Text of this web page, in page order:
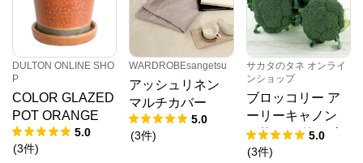
DULTON ONLINE SHO
P
COLOR GLAZED
POT ORANGE
5.0
(3件)
WARDROBEsangetsu
アッシュリネン
マルチカバー
5.0
(3件)
サカタのタネ オンライ
ンショップ
ブロッコリー ア
ーリーキャノン
（約2000粒） 大
袋
5.0
(3件)